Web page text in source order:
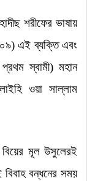
হাদীছ শরীফের ভাষায়
এই ব্যক্তি এবং
স্বামী) মহান
ওয়া সাল্লাম
মূল উসুলেরই
বিবাহ বন্ধনের সময়